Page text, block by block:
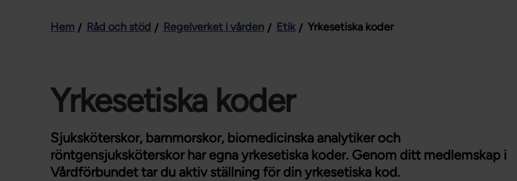
Om Vårdförbundet
Barnmorska
Röntgensjuksköterska
Biomedicinsk analytiker
Hem Råd och stöd Regelverket i vården Etik Yrkesetiska koder
Yrkesetiska koder
Sjuksköterskor, barnmorskor, biomedicinska analytiker och
röntgensjuksköterskor har egna yrkesetiska koder. Genom ditt medlemskap i
Vårdförbundet tar du aktiv ställning för din yrkesetiska kod.